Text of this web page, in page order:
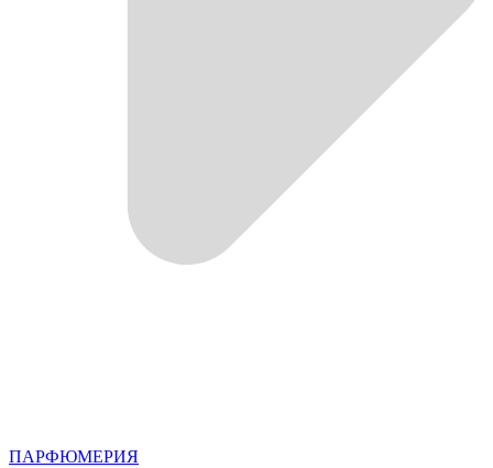
ПАРФЮМЕРИЯ